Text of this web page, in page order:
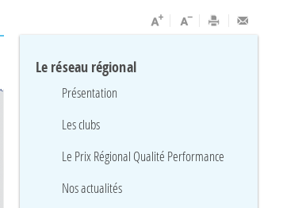
Le réseau régional
Présentation
Les clubs
Le Prix Régional Qualité Performance
Nos actualités